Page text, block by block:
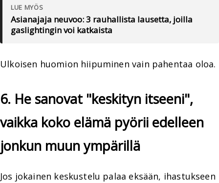
LUE MYÖS
Asianajaja neuvoo: 3 rauhallista lausetta, joilla
gaslightingin voi katkaista
Ulkoisen huomion hiipuminen vain pahentaa oloa.
6. He sanovat "keskityn itseeni",
vaikka koko elämä pyörii edelleen
jonkun muun ympärillä
Jos jokainen keskustelu palaa eksään, ihastukseen